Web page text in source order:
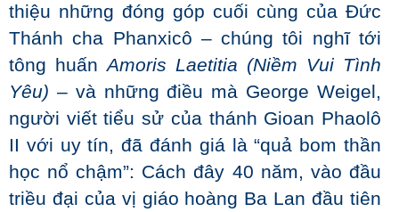
thiệu những đóng góp cuối cùng của Đức
Thánh cha Phanxicô – chúng tôi nghĩ tới
tông huấnAmoris Laetitia (Niềm Vui Tình
Yêu) – và những điều mà George Weigel,
người viết tiểu sử của thánh Gioan Phaolô
II với uy tín, đã đánh giá là “quả bom thần
học nổ chậm”: Cách đây 40 năm, vào đầu
triều đại của vị giáo hoàng Ba Lan đầu tiên